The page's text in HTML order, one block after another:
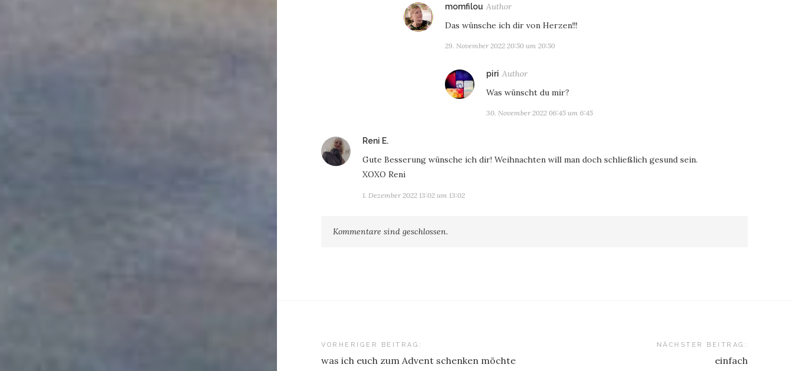
momfilou sagt:
Das wünsche ich dir von Herzen!!!
29. November 2022 20:50 um 20:50
piri sagt:
Was wünscht du mir?
30. November 2022 06:45 um 6:45
Reni E.sagt:
Gute Besserung wünsche ich dir! Weihnachten will man doch schließlich gesund sein.
XOXO Reni
1. Dezember 2022 13:02 um 13:02
Kommentare sind geschlossen.
Beitragsnavigation
VORHERIGER BEITRAG:
was ich euch zum Advent schenken möchte
NÄCHSTER BEITRAG:
einfach